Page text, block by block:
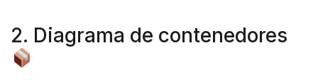
2. Diagrama de contenedores